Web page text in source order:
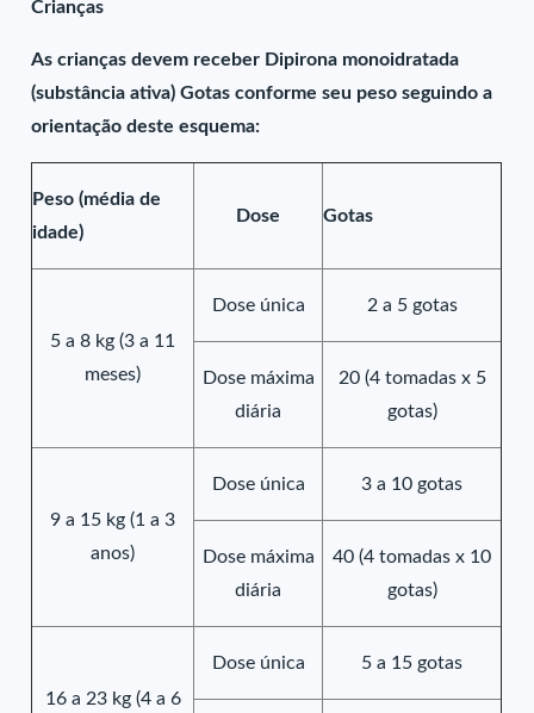
Crianças
As crianças devem receber Dipirona monoidratada
(substância ativa) Gotas conforme seu peso seguindo a
orientação deste esquema:
Peso (média de
idade)
Dose Gotas
5 a 8 kg (3 a 11
meses)
Dose única 2 a 5 gotas
Dose máxima
diária
20 (4 tomadas x 5
gotas)
9 a 15 kg (1 a 3
anos)
Dose única 3 a 10 gotas
Dose máxima
diária
40 (4 tomadas x 10
gotas)
16 a 23 kg (4 a 6
Dose única 5 a 15 gotas